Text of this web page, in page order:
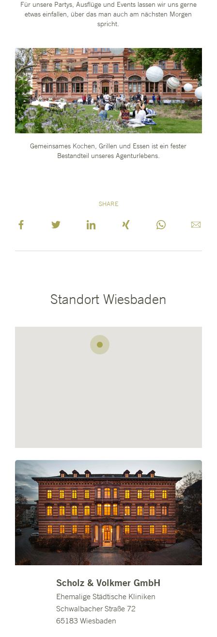
Für unsere Partys, Ausflüge und Events lassen wir uns gerne
etwas einfallen, über das man auch am nächsten Morgen
spricht.
Gemeinsames Kochen, Grillen und Essen ist ein fester
Bestandteil unseres Agenturlebens.
Standort Wiesbaden
Scholz & Volkmer GmbH
Ehemalige Städtische Kliniken
Schwalbacher Straße 72
65183 Wiesbaden